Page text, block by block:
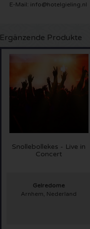
E-Mail: info@hotelgieling.nl
Ergänzende Produkte
Snollebollekes - Live in
Concert
Gelredome
Arnhem, Nederland